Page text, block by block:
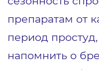
препаратам от
период
напомнить о